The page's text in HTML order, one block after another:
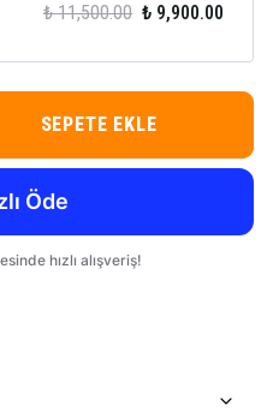
₺ 11,500.00 ₺ 9,900.00
SEPETE EKLE